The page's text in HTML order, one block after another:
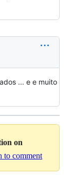
... e e muito
on
to comment